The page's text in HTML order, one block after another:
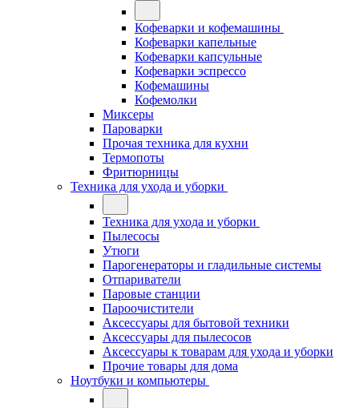
Кофеварки и кофемашины
Кофеварки капельные
Кофеварки капсульные
Кофеварки эспрессо
Кофемашины
Кофемолки
Миксеры
Пароварки
Прочая техника для кухни
Термопоты
Фритюрницы
Техника для ухода и уборки
Техника для ухода и уборки
Пылесосы
Утюги
Парогенераторы и гладильные системы
Отпариватели
Паровые станции
Пароочистители
Аксессуары для бытовой техники
Аксессуары для пылесосов
Аксессуары к товарам для ухода и уборки
Прочие товары для дома
Ноутбуки и компьютеры